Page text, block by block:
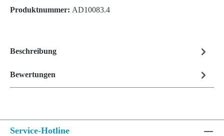
Produktnummer: AD10083.4
Beschreibung
Bewertungen
Service-Hotline